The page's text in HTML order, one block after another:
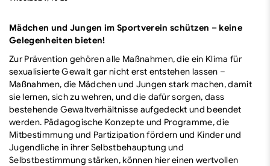
Mädchen und Jungen im Sportverein schützen – keine
Gelegenheiten bieten!
Zur Prävention gehören alle Maßnahmen, die ein Klima für
sexualisierte Gewalt gar nicht erst entstehen lassen –
Maßnahmen, die Mädchen und Jungen stark machen, damit
sie lernen, sich zu wehren, und die dafür sorgen, dass
bestehende Gewaltverhältnisse aufgedeckt und beendet
werden. Pädagogische Konzepte und Programme, die
Mitbestimmung und Partizipation fördern und Kinder und
Jugendliche in ihrer Selbstbehauptung und
Selbstbestimmung stärken, können hier einen wertvollen